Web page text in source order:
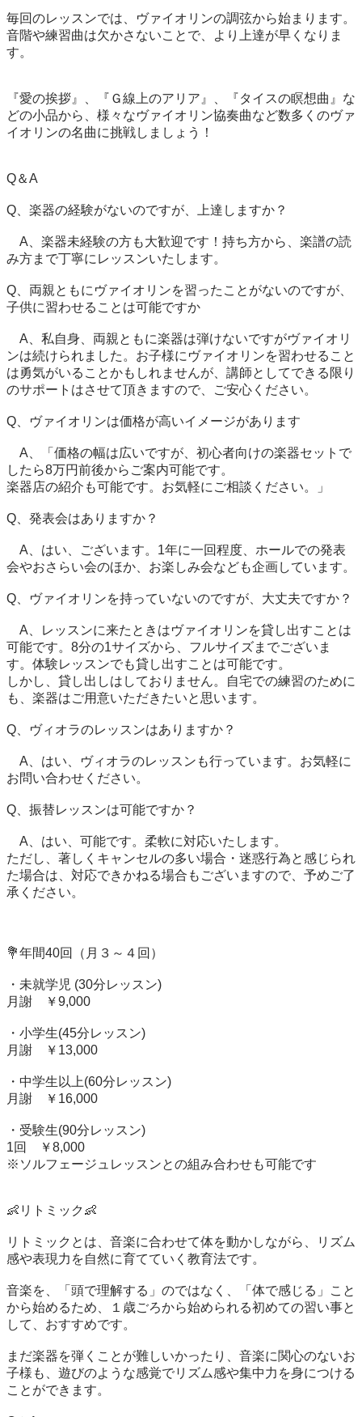
毎回のレッスンでは、ヴァイオリンの調弦から始まります。
音階や練習曲は欠かさないことで、より上達が早くなりま
す。
『愛の挨拶』、『Ｇ線上のアリア』、『タイスの瞑想曲』な
どの小品から、様々なヴァイオリン協奏曲など数多くのヴァ
イオリンの名曲に挑戦しましょう！
Q＆A
Q、楽器の経験がないのですが、上達しますか？
A、楽器未経験の方も大歓迎です！持ち方から、楽譜の読
み方まで丁寧にレッスンいたします。
Q、両親ともにヴァイオリンを習ったことがないのですが、
子供に習わせることは可能ですか
A、私自身、両親ともに楽器は弾けないですがヴァイオリ
ンは続けられました。お子様にヴァイオリンを習わせること
は勇気がいることかもしれませんが、講師としてできる限り
のサポートはさせて頂きますので、ご安心ください。
Q、ヴァイオリンは価格が高いイメージがあります
A、「価格の幅は広いですが、初心者向けの楽器セットで
したら8万円前後からご案内可能です。
楽器店の紹介も可能です。お気軽にご相談ください。」
Q、発表会はありますか？
A、はい、ございます。1年に一回程度、ホールでの発表
会やおさらい会のほか、お楽しみ会なども企画しています。
Q、ヴァイオリンを持っていないのですが、大丈夫ですか？
A、レッスンに来たときはヴァイオリンを貸し出すことは
可能です。8分の1サイズから、フルサイズまでございま
す。体験レッスンでも貸し出すことは可能です。
しかし、貸し出しはしておりません。自宅での練習のために
も、楽器はご用意いただきたいと思います。
Q、ヴィオラのレッスンはありますか？
A、はい、ヴィオラのレッスンも行っています。お気軽に
お問い合わせください。
Q、振替レッスンは可能ですか？
A、はい、可能です。柔軟に対応いたします。
ただし、著しくキャンセルの多い場合・迷惑行為と感じられ
た場合は、対応できかねる場合もございますので、予めご了
承ください。
💐年間40回（月３～４回）
・未就学児 (30分レッスン)
月謝　￥9,000
・小学生(45分レッスン)
月謝　￥13,000
・中学生以上(60分レッスン)
月謝　￥16,000
・受験生(90分レッスン)
1回　￥8,000
※ソルフェージュレッスンとの組み合わせも可能です
👶リトミック👶
リトミックとは、音楽に合わせて体を動かしながら、リズム
感や表現力を自然に育てていく教育法です。
音楽を、「頭で理解する」のではなく、「体で感じる」こと
から始めるため、１歳ごろから始められる初めての習い事と
して、おすすめです。
まだ楽器を弾くことが難しいかったり、音楽に関心のないお
子様も、遊びのような感覚でリズム感や集中力を身につける
ことができます。